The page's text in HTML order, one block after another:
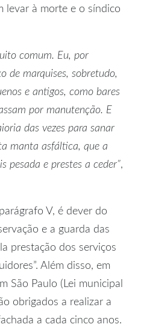
levar à morte e o síndico
comum. Eu, por
de marquises, sobretudo,
e antigos, como bares
por manutenção. E
das vezes para sanar
manta asfáltica, que a
pesada e prestes a ceder”,
V, é dever do
e a guarda das
prestação dos serviços
Além disso, em
São Paulo (Lei municipal
obrigados a realizar a
a cada cinco anos.